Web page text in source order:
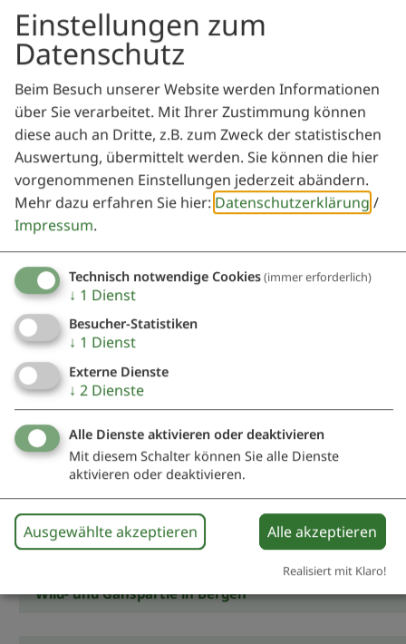
Veranstalter
Theatergruppe Bergen
Stefan Pleli
91790 Bergen
Auch an diesem Ort
Kirchweih
03. - 07.09.26
Kirchweih Bergen
Kulinarische Veranstaltungen
31.10. - 01.11.26
Fischpartie in Bergen
Kulinarische Veranstaltungen
Wild- und Ganspartie in Bergen
Einstellungen zum
Datenschutz
Beim Besuch unserer Website werden Informationen
über Sie verarbeitet. Mit Ihrer Zustimmung können
diese auch an Dritte, z.B. zum Zweck der statistischen
Auswertung, übermittelt werden. Sie können die hier
vorgenommenen Einstellungen jederzeit abändern.
Mehr dazu erfahren Sie hier: Datenschutzerklärung /
Impressum.
Technisch notwendige Cookies(immer erforderlich)
↓ 1 Dienst
Besucher-Statistiken
↓ 1 Dienst
Externe Dienste
↓ 2 Dienste
Alle Dienste aktivieren oder deaktivieren
Mit diesem Schalter können Sie alle Dienste
aktivieren oder deaktivieren.
Ausgewählte akzeptieren Alle akzeptieren
Realisiert mit Klaro!